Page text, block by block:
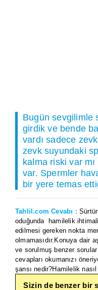
Bugün sevgilimle
girdik ve bende
vardı sadece
zevk suyundaki
kalma riski var
var. Spermler
bir yere temas
Tahlil.com Cevabı :
oduğunda hamilelik
edilmesi gereken nokta
olmamasıdır.Konuya dair
ve sorulmuş benzer
cevapları okumanızı
şansı nedir?Hamilelik
Sizin de benzer bir